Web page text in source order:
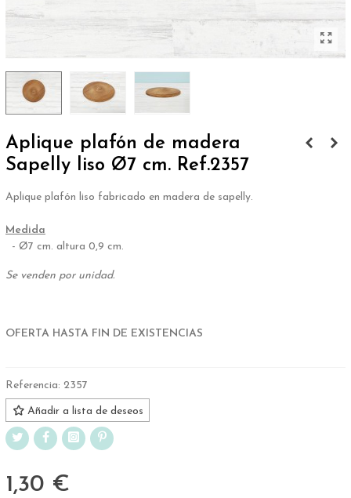
Aplique plafón de madera
Sapelly liso Ø7 cm. Ref.2357
Aplique plafón liso fabricado en madera de sapelly.
Medida
- Ø7 cm. altura 0,9 cm.
Se venden por unidad.
OFERTA HASTA FIN DE EXISTENCIAS
Referencia: 2357
Añadir a lista de deseos
1,30 €